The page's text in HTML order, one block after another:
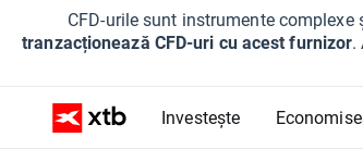
CFD-urile sunt instrumente
tranzacționează CFD-uri cu acest furnizor.
Investește